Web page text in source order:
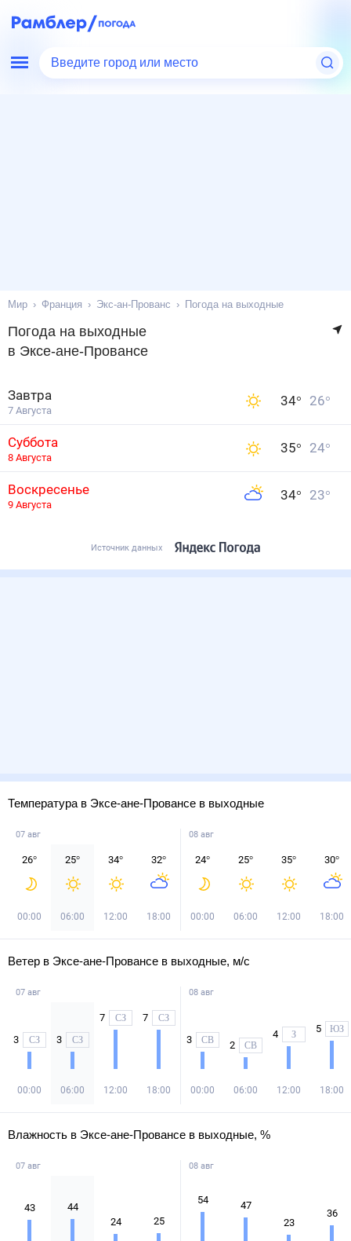
Введите город или место
Мир Франция Экс-ан-Прованс Погода на выходные
Погода на выходные
в Эксе-ане-Провансе
Завтра
7 Августа
34° 26°
Суббота
8 Августа
35° 24°
Воскресенье
9 Августа
34° 23°
Источник данных
Температура в Эксе-ане-Провансе в выходные
07 авг
26°
00:00
25°
06:00
34°
12:00
32°
18:00
08 авг
24°
00:00
25°
06:00
35°
12:00
30°
18:00
Ветер в Эксе-ане-Провансе в выходные, м/с
07 авг
3 СЗ
00:00
3 СЗ
06:00
7 СЗ
12:00
7 СЗ
18:00
08 авг
3 СВ
00:00
2 СВ
06:00
4 З
12:00
5 ЮЗ
18:00
Влажность в Эксе-ане-Провансе в выходные, %
07 авг
43 44
24 25
08 авг
54 47
23
36